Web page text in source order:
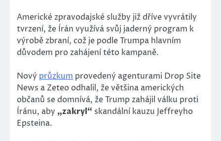
Americké zpravodajské služby již dříve vyvrátily
tvrzení, že Írán využívá svůj jaderný program k
výrobě zbraní, což je podle Trumpa hlavním
důvodem pro zahájení této kampaně.
Nový průzkum provedený agenturami Drop Site
News a Zeteo odhalil, že většina amerických
občanů se domnívá, že Trump zahájil válku proti
Íránu, aby „zakryl“ skandální kauzu Jeffreyho
Epsteina.